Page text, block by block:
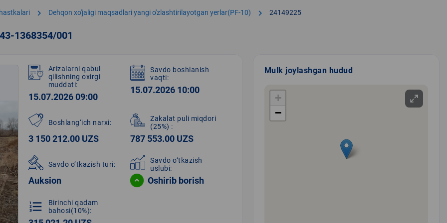
chevron_right Dehqon xo'jaligi maqsadlari yangi o'zlashtirilayotgan yerlar(PF-10) chevron_right 24149225
1368354/001
Arizalarni qabul
qilishning oxirgi
muddati:
15.07.2026 09:00
Savdo boshlanish
vaqti:
15.07.2026 10:00
Boshlang‘ich narxi:
3 150 212.00 UZS
Zakalat puli miqdori
(25%) :
787 553.00 UZS
Savdo o‘tkazish turi:
Auksion
Savdo o‘tkazish
uslubi:
Oshirib borish
format_list_numbered
Birinchi qadam
bahosi(10%):
Mulk joylashgan hudud
+
−